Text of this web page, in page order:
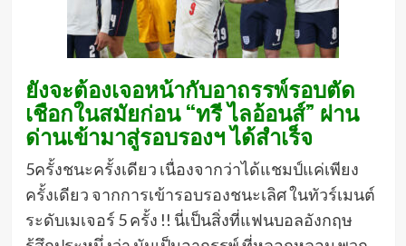
ยังจะต้องเจอหน้ากับอาถรรพ์รอบตัด
เชือกในสมัยก่อน “ทรี ไลอ้อนส์” ผ่าน
ด่านเข้ามาสู่รอบรองฯ ได้สำเร็จ
5ครั้งชนะครั้งเดียว เนื่องจากว่าได้แชมป์แค่เพียง
ครั้งเดียว จากการเข้ารอบรองชนะเลิศ ในทัวร์เมนต์
ระดับเมเจอร์ 5 ครั้ง !! นี่เป็นสิ่งที่แฟนบอลอังกฤษ